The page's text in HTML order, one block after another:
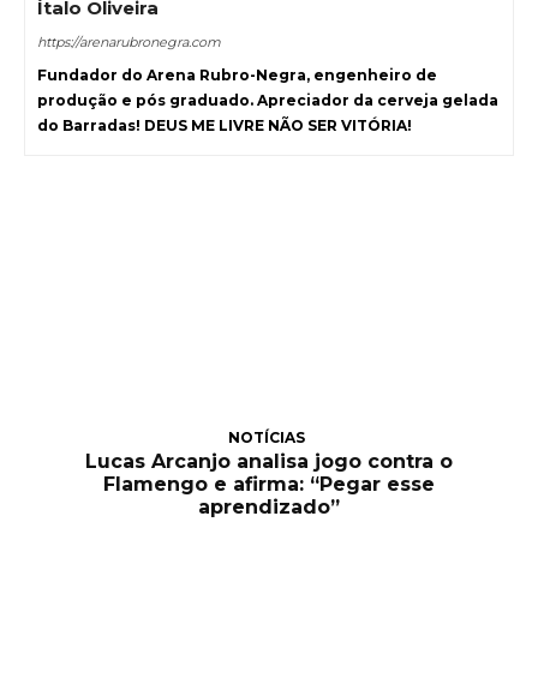
Ítalo Oliveira
https://arenarubronegra.com
Fundador do Arena Rubro-Negra, engenheiro de
produção e pós graduado. Apreciador da cerveja gelada
do Barradas! DEUS ME LIVRE NÃO SER VITÓRIA!
NOTÍCIAS
Lucas Arcanjo analisa jogo contra o
Flamengo e afirma: “Pegar esse
aprendizado”